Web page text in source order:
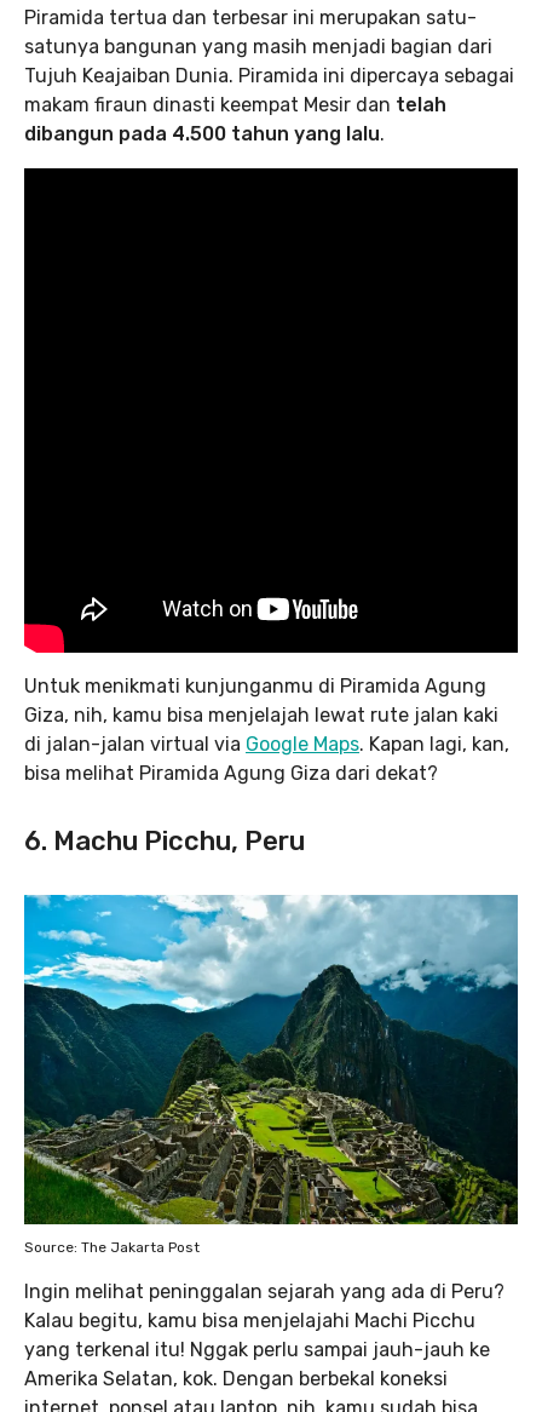
Piramida tertua dan terbesar ini merupakan satu-
satunya bangunan yang masih menjadi bagian dari
Tujuh Keajaiban Dunia. Piramida ini dipercaya sebagai
makam firaun dinasti keempat Mesir dan telah
dibangun pada 4.500 tahun yang lalu.
Untuk menikmati kunjunganmu di Piramida Agung
Giza, nih, kamu bisa menjelajah lewat rute jalan kaki
di jalan-jalan virtual via Google Maps. Kapan lagi, kan,
bisa melihat Piramida Agung Giza dari dekat?
6. Machu Picchu, Peru
Source: The Jakarta Post
Ingin melihat peninggalan sejarah yang ada di Peru?
Kalau begitu, kamu bisa menjelajahi Machi Picchu
yang terkenal itu! Nggak perlu sampai jauh-jauh ke
Amerika Selatan, kok. Dengan berbekal koneksi